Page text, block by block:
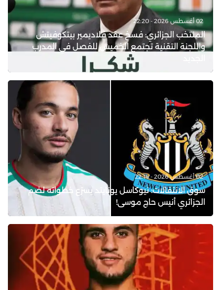
02 أغسطس 2026 - 22:20
المنتخب الجزائري: فسخ عقد فلاديمير بيتكوفيتش
واللجنة التقنية تجتمع الخميس للفصل في المدرب
02 أغسطس 2026 - 22:14
سوق الانتقالات: نيوكاسل يونايتد يسرّع خطواته لضم
الجزائري أنيس حاج موسى!